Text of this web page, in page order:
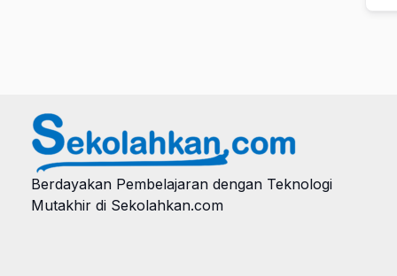
Berdayakan Pembelajaran dengan Teknologi
Mutakhir di Sekolahkan.com